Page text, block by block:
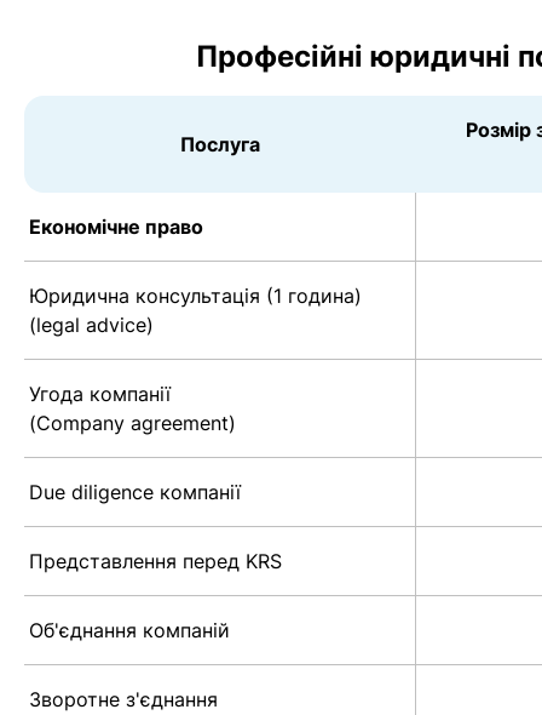
Професійні юридичні
Послуга
Розмір
Економічне право
Юридична консультація (1 година)
(legal advice)
Угода компанії
(Company agreement)
Due diligence компанії
Представлення перед KRS
Об'єднання компаній
Зворотне з'єднання